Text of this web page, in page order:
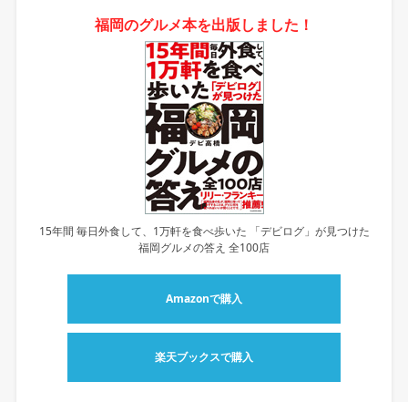
福岡のグルメ本を出版しました！
15年間 毎日外食して、1万軒を食べ歩いた 「デビログ」が見つけた
福岡グルメの答え 全100店
Amazonで購入
楽天ブックスで購入